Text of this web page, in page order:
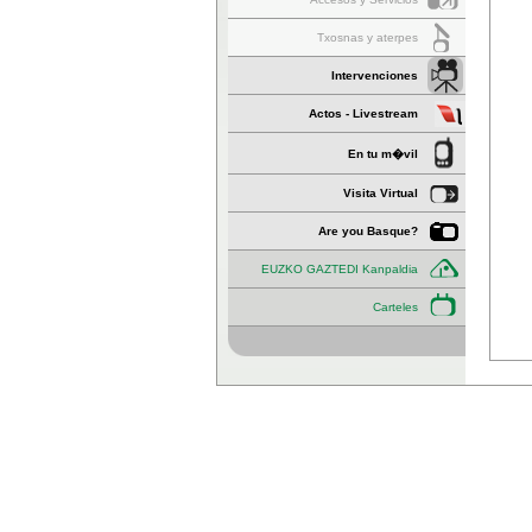
Txosnas y aterpes
Intervenciones
Actos - Livestream
En tu m�vil
Visita Virtual
Are you Basque?
EUZKO GAZTEDI Kanpaldia
Carteles